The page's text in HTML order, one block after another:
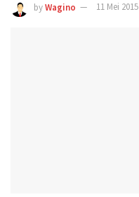
byWagino 11 Mei 2015